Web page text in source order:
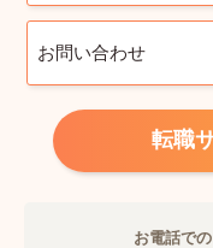
お問い合わせ
転職
お電話で